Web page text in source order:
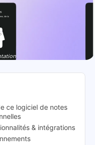
ce logiciel de notes
& intégrations